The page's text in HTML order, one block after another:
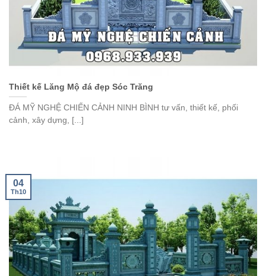
Thiết kế Lăng Mộ đá đẹp Sóc Trăng
ĐÁ MỸ NGHỆ CHIẾN CẢNH NINH BÌNH tư vấn, thiết kế, phối
cảnh, xây dựng, [...]
04
Th10